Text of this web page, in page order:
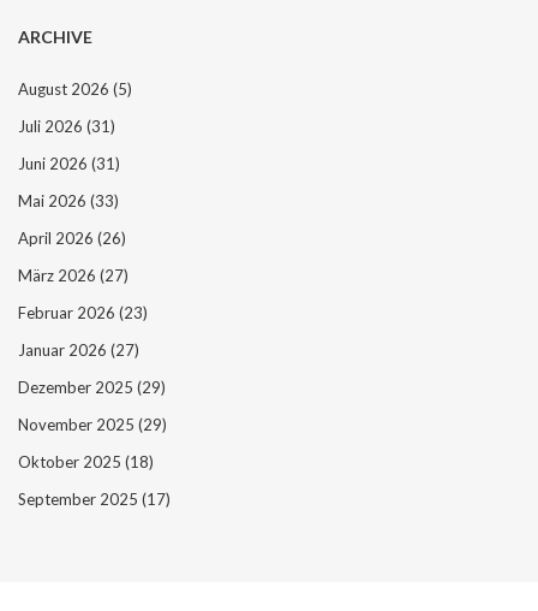
ARCHIVE
August 2026 (5)
Juli 2026 (31)
Juni 2026 (31)
Mai 2026 (33)
April 2026 (26)
März 2026 (27)
Februar 2026 (23)
Januar 2026 (27)
Dezember 2025 (29)
November 2025 (29)
Oktober 2025 (18)
September 2025 (17)